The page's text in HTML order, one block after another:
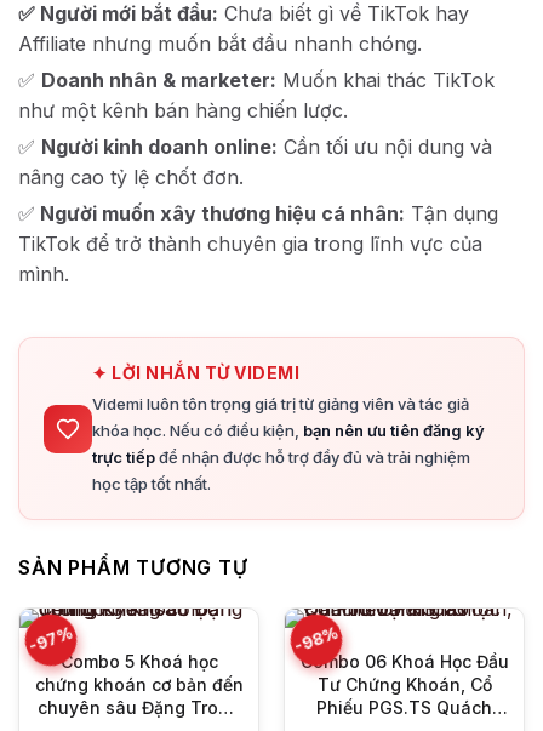
✅ Người mới bắt đầu: Chưa biết gì về TikTok hay
Affiliate nhưng muốn bắt đầu nhanh chóng.
✅ Doanh nhân & marketer: Muốn khai thác TikTok
như một kênh bán hàng chiến lược.
✅ Người kinh doanh online: Cần tối ưu nội dung và
nâng cao tỷ lệ chốt đơn.
✅ Người muốn xây thương hiệu cá nhân: Tận dụng
TikTok để trở thành chuyên gia trong lĩnh vực của
mình.
✦ LỜI NHẮN TỪ VIDEMI
Videmi luôn tôn trọng giá trị từ giảng viên và tác giả
khóa học. Nếu có điều kiện, bạn nên ưu tiên đăng ký
trực tiếpđể nhận được hỗ trợ đầy đủ và trải nghiệm
học tập tốt nhất.
SẢN PHẨM TƯƠNG TỰ
-97%
Combo 5 Khoá học
chứng khoán cơ bản đến
chuyên sâu Đặng Trong
-98%
Combo 06 Khoá Học Đầu
Tư Chứng Khoán, Cổ
Phiếu PGS.TS Quách